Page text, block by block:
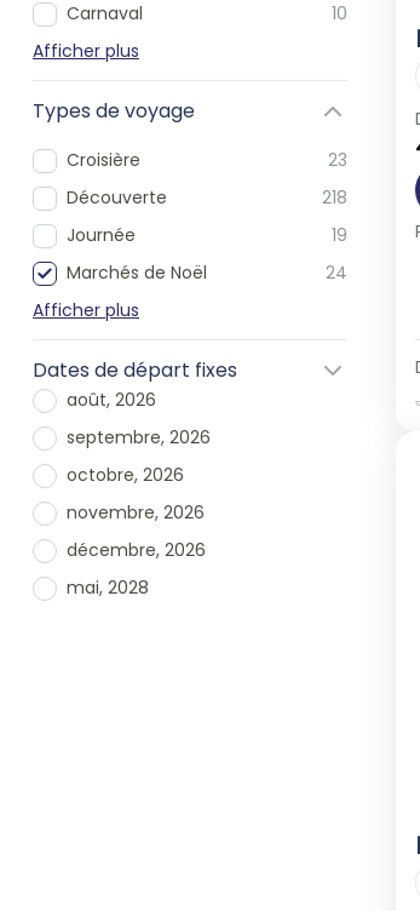
Carnaval
10
Afficher plus
Types de voyage
Croisière
23
Découverte
218
Journée
19
Marchés de Noël
24
Afficher plus
Dates de départ fixes
août, 2026
septembre, 2026
octobre, 2026
novembre, 2026
décembre, 2026
mai, 2028